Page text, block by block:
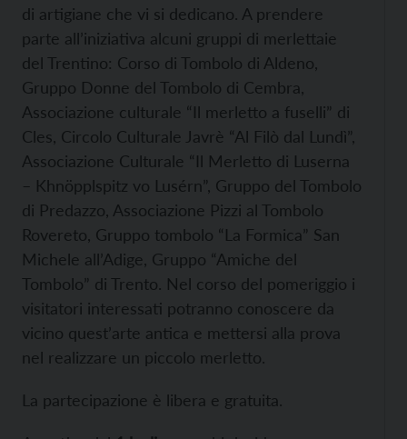
di artigiane che vi si dedicano. A prendere
parte all’iniziativa alcuni gruppi di merlettaie
del Trentino: Corso di Tombolo di Aldeno,
Gruppo Donne del Tombolo di Cembra,
Associazione culturale “Il merletto a fuselli” di
Cles, Circolo Culturale Javrè “Al Filò dal Lundì”,
Associazione Culturale “Il Merletto di Luserna
– Khnöpplspitz vo Lusérn”, Gruppo del Tombolo
di Predazzo, Associazione Pizzi al Tombolo
Rovereto, Gruppo tombolo “La Formica” San
Michele all’Adige, Gruppo “Amiche del
Tombolo” di Trento. Nel corso del pomeriggio i
visitatori interessati potranno conoscere da
vicino quest’arte antica e mettersi alla prova
nel realizzare un piccolo merletto.
La partecipazione è libera e gratuita.